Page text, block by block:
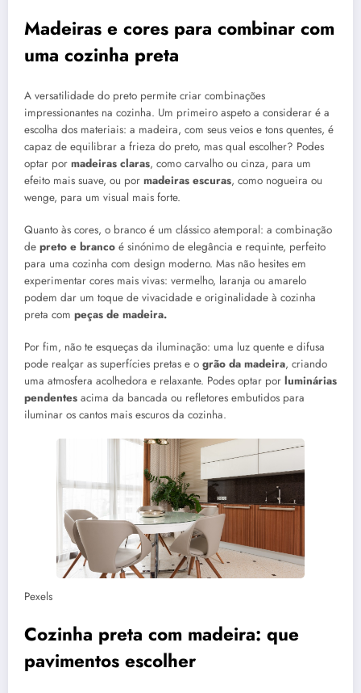
Madeiras e cores para combinar com
uma cozinha preta
A versatilidade do preto permite criar combinações
impressionantes na cozinha. Um primeiro aspeto a considerar é a
escolha dos materiais: a madeira, com seus veios e tons quentes, é
capaz de equilibrar a frieza do preto, mas qual escolher? Podes
optar por madeiras claras, como carvalho ou cinza, para um
efeito mais suave, ou por madeiras escuras, como nogueira ou
wenge, para um visual mais forte.
Quanto às cores, o branco é um clássico atemporal: a combinação
de preto e branco é sinónimo de elegância e requinte, perfeito
para uma cozinha com design moderno. Mas não hesites em
experimentar cores mais vivas: vermelho, laranja ou amarelo
podem dar um toque de vivacidade e originalidade à cozinha
preta com peças de madeira.
Por fim, não te esqueças da iluminação: uma luz quente e difusa
pode realçar as superfícies pretas e o grão da madeira, criando
uma atmosfera acolhedora e relaxante. Podes optar por luminárias
pendentes acima da bancada ou refletores embutidos para
iluminar os cantos mais escuros da cozinha.
Pexels
Cozinha preta com madeira: que
pavimentos escolher